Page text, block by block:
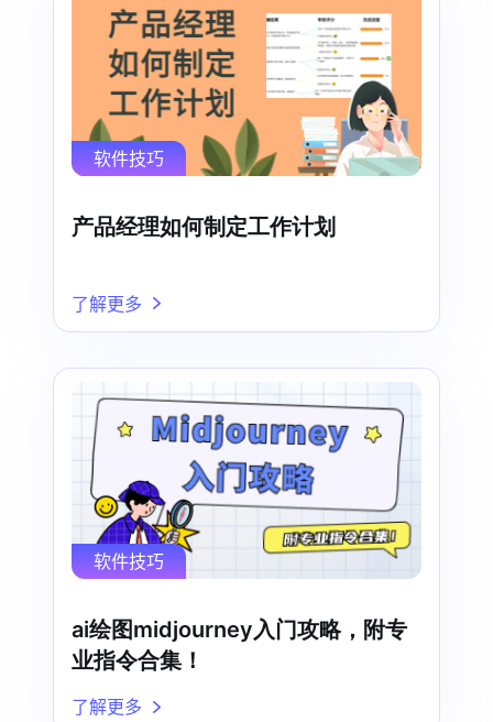
软件技巧
产品经理如何制定工作计划
了解更多
软件技巧
ai绘图midjourney入门攻略，附专
业指令合集！
了解更多